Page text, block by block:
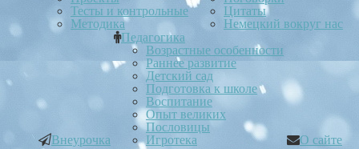
Тесты и контрольные
Методика
Цитаты
Немецкий вокруг нас
Внеурочка
Педагогика
Возрастные особенности
Раннее развитие
Детский сад
Подготовка к школе
Воспитание
Опыт великих
Пословицы
Игротека
О сайте